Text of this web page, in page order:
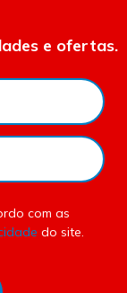
e ofertas.
com as
do site.